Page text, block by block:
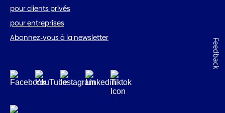
pour clients privés
pour entreprises
Abonnez-vous à la newsletter
Feedback